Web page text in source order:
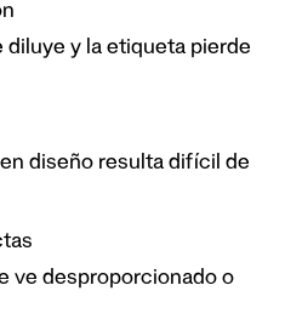
diluye y la etiqueta pierde
diseño resulta difícil de
ve desproporcionado o